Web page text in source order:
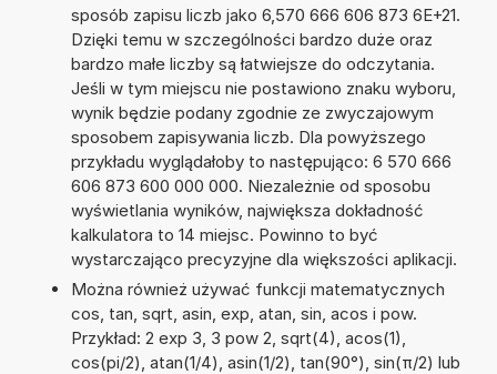
sposób zapisu liczb jako 6,570 666 606 873 6E+21.
Dzięki temu w szczególności bardzo duże oraz
bardzo małe liczby są łatwiejsze do odczytania.
Jeśli w tym miejscu nie postawiono znaku wyboru,
wynik będzie podany zgodnie ze zwyczajowym
sposobem zapisywania liczb. Dla powyższego
przykładu wyglądałoby to następująco: 6 570 666
606 873 600 000 000. Niezależnie od sposobu
wyświetlania wyników, największa dokładność
kalkulatora to 14 miejsc. Powinno to być
wystarczająco precyzyjne dla większości aplikacji.
Można również używać funkcji matematycznych
cos, tan, sqrt, asin, exp, atan, sin, acos i pow.
Przykład: 2 exp 3, 3 pow 2, sqrt(4), acos(1),
cos(pi/2), atan(1/4), asin(1/2), tan(90°), sin(π/2) lub